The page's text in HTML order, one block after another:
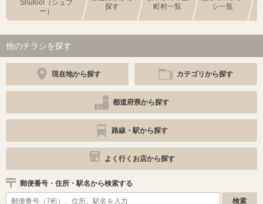
Shufoo!（シュフ
ー）
探す
町村一覧
シ一覧
他のチラシを探す
現在地から探す カテゴリから探す
都道府県から探す
路線・駅から探す
よく行くお店から探す
郵便番号・住所・駅名から検索する